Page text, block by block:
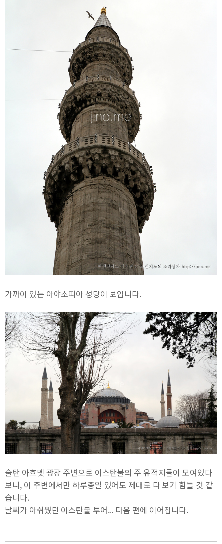
가까이 있는 아야소피아 성당이 보입니다.
술탄 아흐멧 광장 주변으로 이스탄불의 주 유적지들이 모여있다
보니, 이 주변에서만 하루종일 있어도 제대로 다 보기 힘들 것 같
습니다.
날씨가 아쉬웠던 이스탄불 투어... 다음 편에 이어집니다.